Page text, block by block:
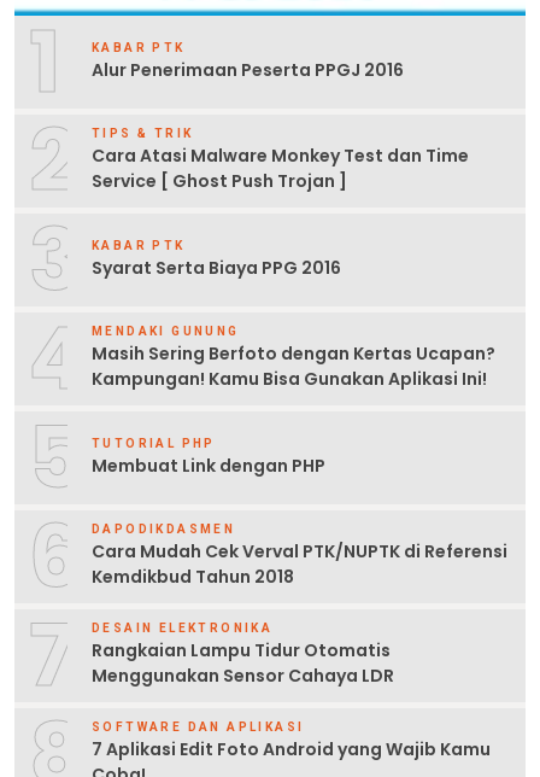
1 KABAR PTK
Alur Penerimaan Peserta PPGJ 2016
2 TIPS & TRIK
Cara Atasi Malware Monkey Test dan Time
Service [ Ghost Push Trojan ]
3 KABAR PTK
Syarat Serta Biaya PPG 2016
4 MENDAKI GUNUNG
Masih Sering Berfoto dengan Kertas Ucapan?
Kampungan! Kamu Bisa Gunakan Aplikasi Ini!
5 TUTORIAL PHP
Membuat Link dengan PHP
6 DAPODIKDASMEN
Cara Mudah Cek Verval PTK/NUPTK di Referensi
Kemdikbud Tahun 2018
7 DESAIN ELEKTRONIKA
Rangkaian Lampu Tidur Otomatis
Menggunakan Sensor Cahaya LDR
SOFTWARE DAN APLIKASI
7 Aplikasi Edit Foto Android yang Wajib Kamu